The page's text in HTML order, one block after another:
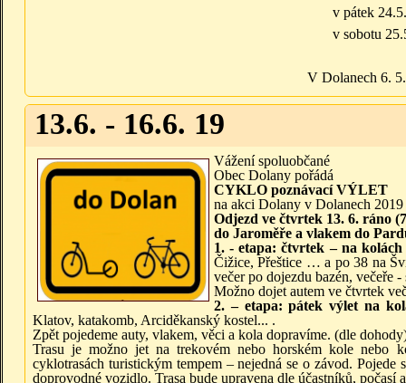
v pátek
v sobotu
V Dolanech 6.
13.6. - 16.6. 19
Vážení spoluobčané
Obec Dolany pořádá
CYKLO poznávací VÝLET
na akci Dolany v Dolanech 2019
Odjezd ve čtvrtek 13. 6. ráno
do Jaroměře a vlakem do
1. - etapa: čtvrtek – na kolách
Čižice, Přeštice … a po 38 na
večer po dojezdu bazén, večeře
Možno dojet autem ve čtvrtek
2. – etapa: pátek výlet na
Klatov, katakomb, Arciděkanský kostel... .
Zpět pojedeme auty, vlakem, věci a kola dopravíme. (dle
Trasu je možno jet na trekovém nebo horském kole nebo
cyklotrasách turistickým tempem – nejedná se o závod.
doprovodné vozidlo. Trasa bude upravena dle účastníků, počasí